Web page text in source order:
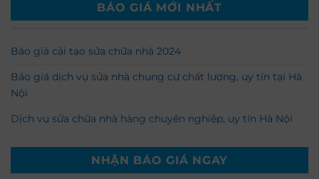
BÁO GIÁ MỚI NHẤT
Báo giá cải tạo sửa chữa nhà 2024
Báo giá dịch vụ sửa nhà chung cư chất lượng, uy tín tại Hà
Nội
Dịch vụ sửa chữa nhà hàng chuyên nghiệp, uy tín Hà Nội
NHẬN BÁO GIÁ NGAY